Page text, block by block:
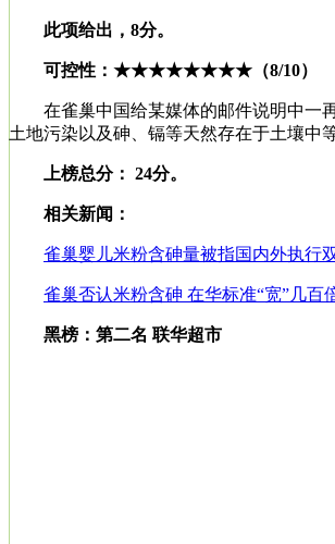
此项给出，8分。
可控性：★★★★★★★★（8/10）
在雀巢中国给某媒体的邮件说明中一再
土地污染以及砷、镉等天然存在于土壤中
上榜总分： 24分。
相关新闻：
雀巢婴儿米粉含砷量被指国内外执行
雀巢否认米粉含砷 在华标准“宽”几百
黑榜：第二名 联华超市